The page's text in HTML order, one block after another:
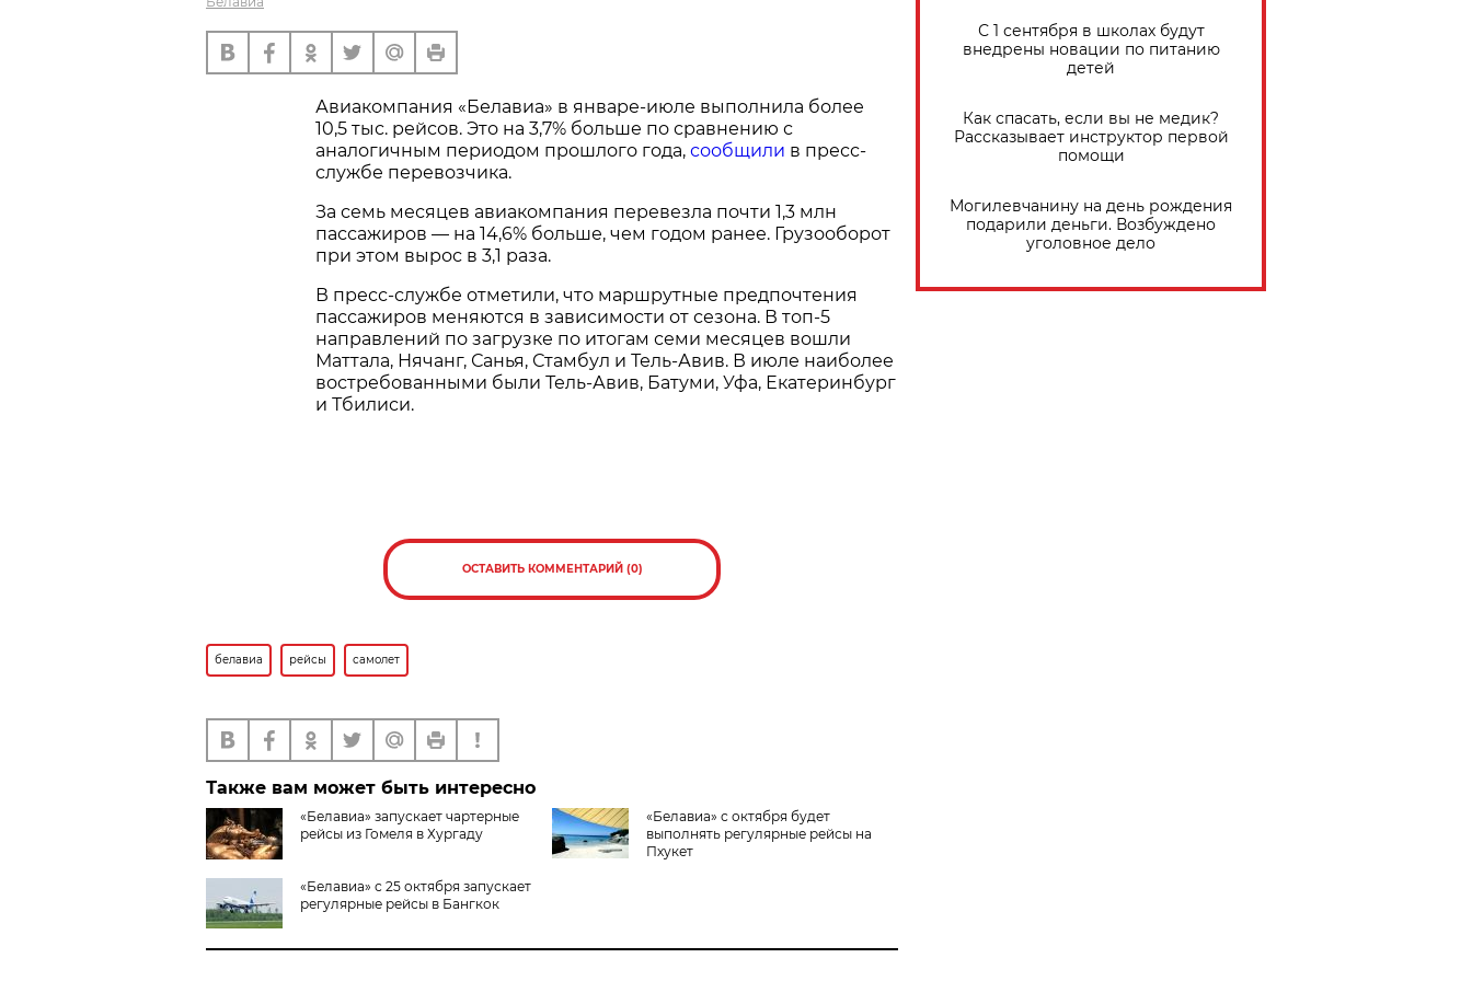
Авиакомпания «Белавиа» в январе-июле выполнила более
10,5 тыс. рейсов. Это на 3,7% больше по сравнению с
аналогичным периодом прошлого года, сообщили в пресс-
службе перевозчика.
За семь месяцев авиакомпания перевезла почти 1,3 млн
пассажиров — на 14,6% больше, чем годом ранее. Грузооборот
при этом вырос в 3,1 раза.
В пресс-службе отметили, что маршрутные предпочтения
пассажиров меняются в зависимости от сезона. В топ-5
направлений по загрузке по итогам семи месяцев вошли
Маттала, Нячанг, Санья, Стамбул и Тель-Авив. В июле наиболее
востребованными были Тель-Авив, Батуми, Уфа, Екатеринбург
и Тбилиси.
ОСТАВИТЬ КОММЕНТАРИЙ (0)
белавиа рейсы самолет
Также вам может быть интересно
«Белавиа» запускает чартерные
рейсы из Гомеля в Хургаду
«Белавиа» с октября будет
выполнять регулярные рейсы на
Пхукет
«Белавиа» с 25 октября запускает
регулярные рейсы в Бангкок
С 1 сентября в школах будут
внедрены новации по питанию
детей
Как спасать, если вы не медик?
Рассказывает инструктор первой
помощи
Могилевчанину на день рождения
подарили деньги. Возбуждено
уголовное дело